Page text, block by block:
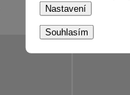
Nastavení
Souhlasím